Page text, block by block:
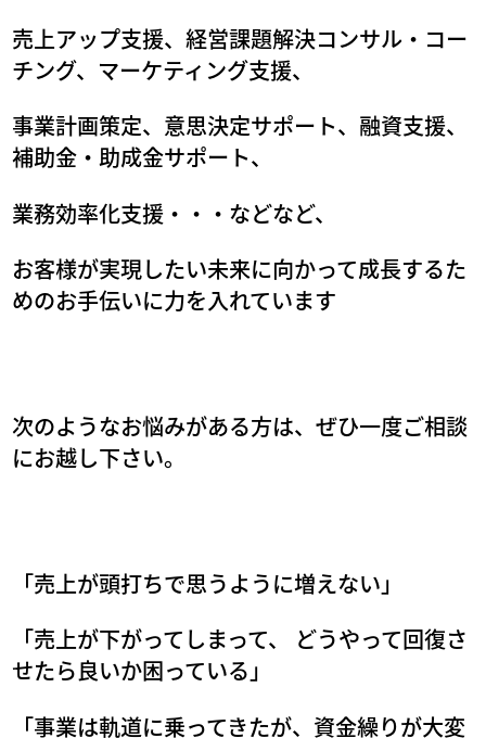
売上アップ支援、経営課題解決コンサル・コー
チング、マーケティング支援、
事業計画策定、意思決定サポート、融資支援、
補助金・助成金サポート、
業務効率化支援・・・などなど、
お客様が実現したい未来に向かって成長するた
めのお手伝いに力を入れています
次のようなお悩みがある方は、ぜひ一度ご相談
にお越し下さい。
「売上が頭打ちで思うように増えない」
「売上が下がってしまって、 どうやって回復さ
せたら良いか困っている」
「事業は軌道に乗ってきたが、資金繰りが大変